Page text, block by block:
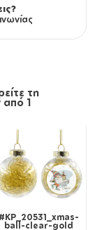
τη
από 1
#KP_20531_xmas-
ball-clear-gold